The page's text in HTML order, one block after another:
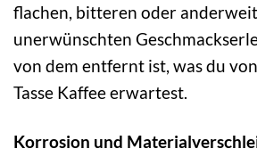
flachen, bitteren oder
unerwünschten
von dem entfernt ist, was du
Tasse Kaffee erwartest.
Korrosion und